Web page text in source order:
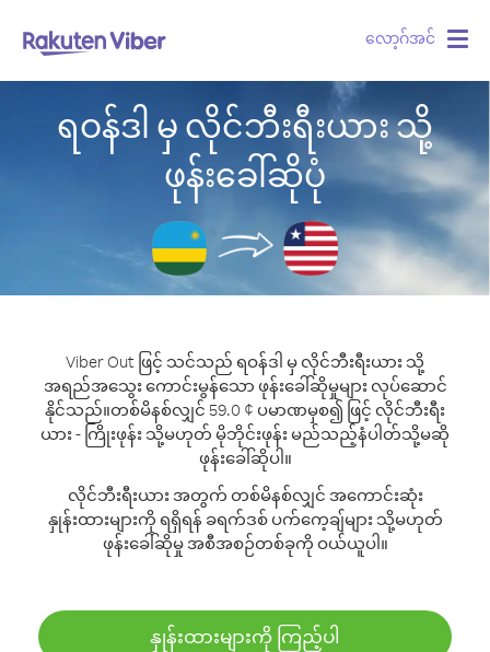
လော့ဂ်အင်
ရဝန်ဒါ မှ လိုင်ဘီးရီးယား သို့
ဖုန်းခေါ်ဆိုပုံ
Viber Out ဖြင့် သင်သည် ရဝန်ဒါ မှ လိုင်ဘီးရီးယား သို့
အရည်အသွေး ကောင်းမွန်သော ဖုန်းခေါ်ဆိုမှုများ လုပ်ဆောင်
နိုင်သည်။တစ်မိနစ်လျှင် 59.0 ¢ ပမာဏမှစ၍ ဖြင့် လိုင်ဘီးရီး
ယား - ကြိုးဖုန်း သို့မဟုတ် မိုဘိုင်းဖုန်း မည်သည့်နံပါတ်သို့မဆို
ဖုန်းခေါ်ဆိုပါ။
လိုင်ဘီးရီးယား အတွက် တစ်မိနစ်လျှင် အကောင်းဆုံး
နှုန်းထားများကို ရရှိရန် ခရက်ဒစ် ပက်ကေ့ချ်များ သို့မဟုတ်
ဖုန်းခေါ်ဆိုမှု အစီအစဉ်တစ်ခုကို ဝယ်ယူပါ။
နှုန်းထားများကို ကြည့်ပါ